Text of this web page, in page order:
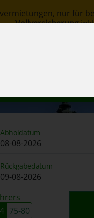
nur für
Vollversicherung
Abholdatum
Rückgabedatum
75-80